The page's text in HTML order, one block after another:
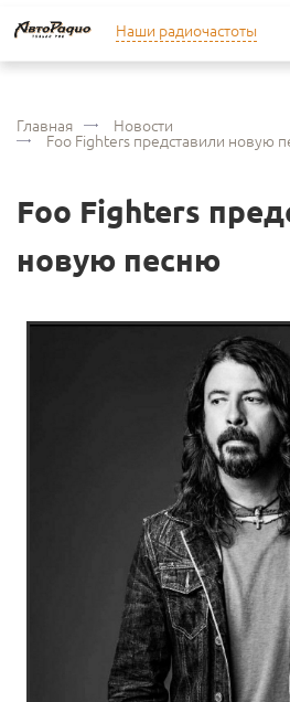
Наши радиочастоты
Главная Новости
Foo Fighters представили новую
Foo Fighters
новую песню